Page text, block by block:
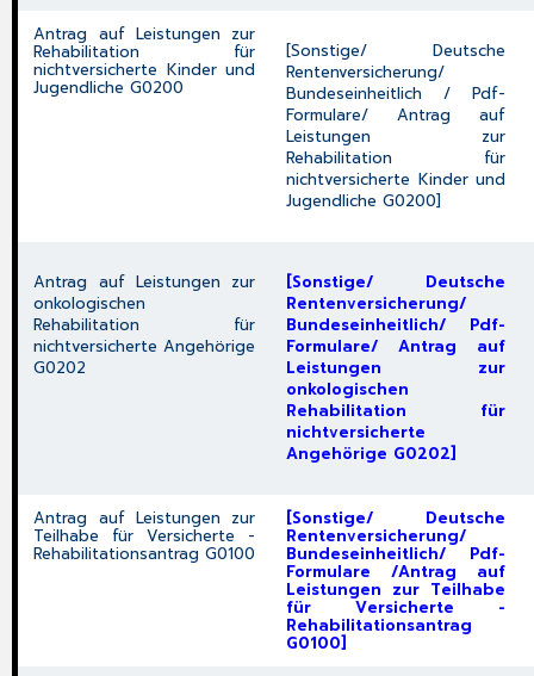
Antrag auf Leistungen zur
Rehabilitation für
nichtversicherte Kinder und
Jugendliche G0200
[Sonstige/ Deutsche
Rentenversicherung/
Bundeseinheitlich / Pdf-
Formulare/ Antrag auf
Leistungen zur
Rehabilitation für
nichtversicherte Kinder und
Jugendliche G0200]
Antrag auf Leistungen zur
onkologischen
Rehabilitation für
nichtversicherte Angehörige
G0202
[Sonstige/ Deutsche
Rentenversicherung/
Bundeseinheitlich/ Pdf-
Formulare/ Antrag auf
Leistungen zur
onkologischen
Rehabilitation für
nichtversicherte
Angehörige G0202]
Antrag auf Leistungen zur
Teilhabe für Versicherte -
Rehabilitationsantrag G0100
[Sonstige/ Deutsche
Rentenversicherung/
Bundeseinheitlich/ Pdf-
Formulare /Antrag auf
Leistungen zur Teilhabe
für Versicherte -
Rehabilitationsantrag
G0100]